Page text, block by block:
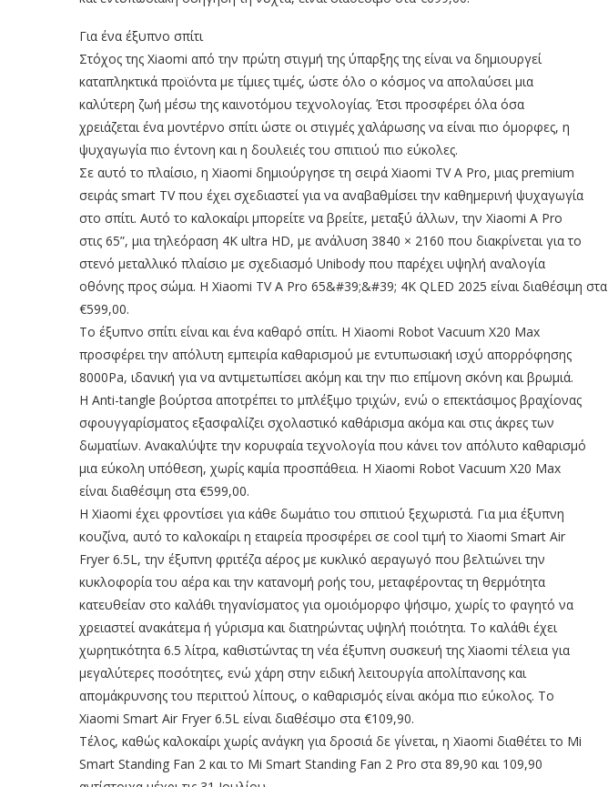
Για ένα έξυπνο σπίτι
Στόχος της Xiaomi από την πρώτη στιγμή της ύπαρξης της είναι να δημιουργεί
καταπληκτικά προϊόντα με τίμιες τιμές, ώστε όλο ο κόσμος να απολαύσει μια
καλύτερη ζωή μέσω της καινοτόμου τεχνολογίας. Έτσι προσφέρει όλα όσα
χρειάζεται ένα μοντέρνο σπίτι ώστε οι στιγμές χαλάρωσης να είναι πιο όμορφες, η
ψυχαγωγία πιο έντονη και η δουλειές του σπιτιού πιο εύκολες.
Σε αυτό το πλαίσιο, η Xiaomi δημιούργησε τη σειρά Xiaomi TV A Pro, μιας premium
σειράς smart TV που έχει σχεδιαστεί για να αναβαθμίσει την καθημερινή ψυχαγωγία
στο σπίτι. Αυτό το καλοκαίρι μπορείτε να βρείτε, μεταξύ άλλων, την Xiaomi A Pro
στις 65”, μια τηλεόραση 4K ultra HD, με ανάλυση 3840 × 2160 που διακρίνεται για το
στενό μεταλλικό πλαίσιο με σχεδιασμό Unibody που παρέχει υψηλή αναλογία
οθόνης προς σώμα. Η Xiaomi TV A Pro 65&#39;&#39; 4K QLED 2025 είναι διαθέσιμη στα
€599,00.
Το έξυπνο σπίτι είναι και ένα καθαρό σπίτι. Η Xiaomi Robot Vacuum X20 Max
προσφέρει την απόλυτη εμπειρία καθαρισμού με εντυπωσιακή ισχύ απορρόφησης
8000Pa, ιδανική για να αντιμετωπίσει ακόμη και την πιο επίμονη σκόνη και βρωμιά.
Η Anti-tangle βούρτσα αποτρέπει το μπλέξιμο τριχών, ενώ ο επεκτάσιμος βραχίονας
σφουγγαρίσματος εξασφαλίζει σχολαστικό καθάρισμα ακόμα και στις άκρες των
δωματίων. Ανακαλύψτε την κορυφαία τεχνολογία που κάνει τον απόλυτο καθαρισμό
μια εύκολη υπόθεση, χωρίς καμία προσπάθεια. Η Xiaomi Robot Vacuum X20 Max
είναι διαθέσιμη στα €599,00.
H Xiaomi έχει φροντίσει για κάθε δωμάτιο του σπιτιού ξεχωριστά. Για μια έξυπνη
κουζίνα, αυτό το καλοκαίρι η εταιρεία προσφέρει σε cool τιμή το Xiaomi Smart Air
Fryer 6.5L, την έξυπνη φριτέζα αέρος με κυκλικό αεραγωγό που βελτιώνει την
κυκλοφορία του αέρα και την κατανομή ροής του, μεταφέροντας τη θερμότητα
κατευθείαν στο καλάθι τηγανίσματος για ομοιόμορφο ψήσιμο, χωρίς το φαγητό να
χρειαστεί ανακάτεμα ή γύρισμα και διατηρώντας υψηλή ποιότητα. Το καλάθι έχει
χωρητικότητα 6.5 λίτρα, καθιστώντας τη νέα έξυπνη συσκευή της Xiaomi τέλεια για
μεγαλύτερες ποσότητες, ενώ χάρη στην ειδική λειτουργία απολίπανσης και
απομάκρυνσης του περιττού λίπους, ο καθαρισμός είναι ακόμα πιο εύκολος. Το
Xiaomi Smart Air Fryer 6.5L είναι διαθέσιμο στα €109,90.
Τέλος, καθώς καλοκαίρι χωρίς ανάγκη για δροσιά δε γίνεται, η Xiaomi διαθέτει το Mi
Smart Standing Fan 2 και το Mi Smart Standing Fan 2 Pro στα 89,90 και 109,90